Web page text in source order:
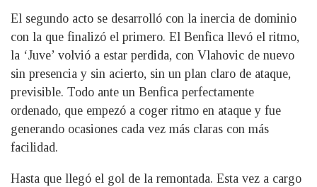
El segundo acto se desarrolló con la inercia de dominio
con la que finalizó el primero. El Benfica llevó el ritmo,
la ‘Juve’ volvió a estar perdida, con Vlahovic de nuevo
sin presencia y sin acierto, sin un plan claro de ataque,
previsible. Todo ante un Benfica perfectamente
ordenado, que empezó a coger ritmo en ataque y fue
generando ocasiones cada vez más claras con más
facilidad.
Hasta que llegó el gol de la remontada. Esta vez a cargo